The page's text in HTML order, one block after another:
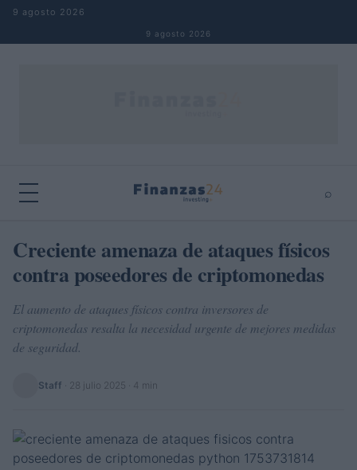
Saltar al contenido
9 agosto 2026
9 agosto 2026
⌕
Buscar ⌕ ×
Creciente amenaza de ataques físicos
contra poseedores de criptomonedas
El aumento de ataques físicos contra inversores de
criptomonedas resalta la necesidad urgente de mejores medidas
de seguridad.
Staff 28 julio 2025 · 4 min